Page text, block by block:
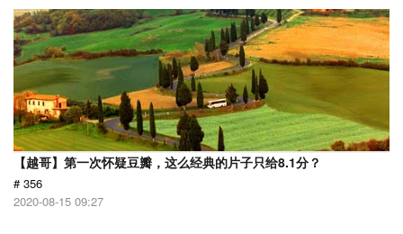
【越哥】第一次怀疑豆瓣，这么经典的片子只给8.1分？
# 356
2020-08-15 09:27